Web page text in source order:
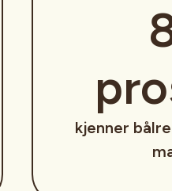
kjenner